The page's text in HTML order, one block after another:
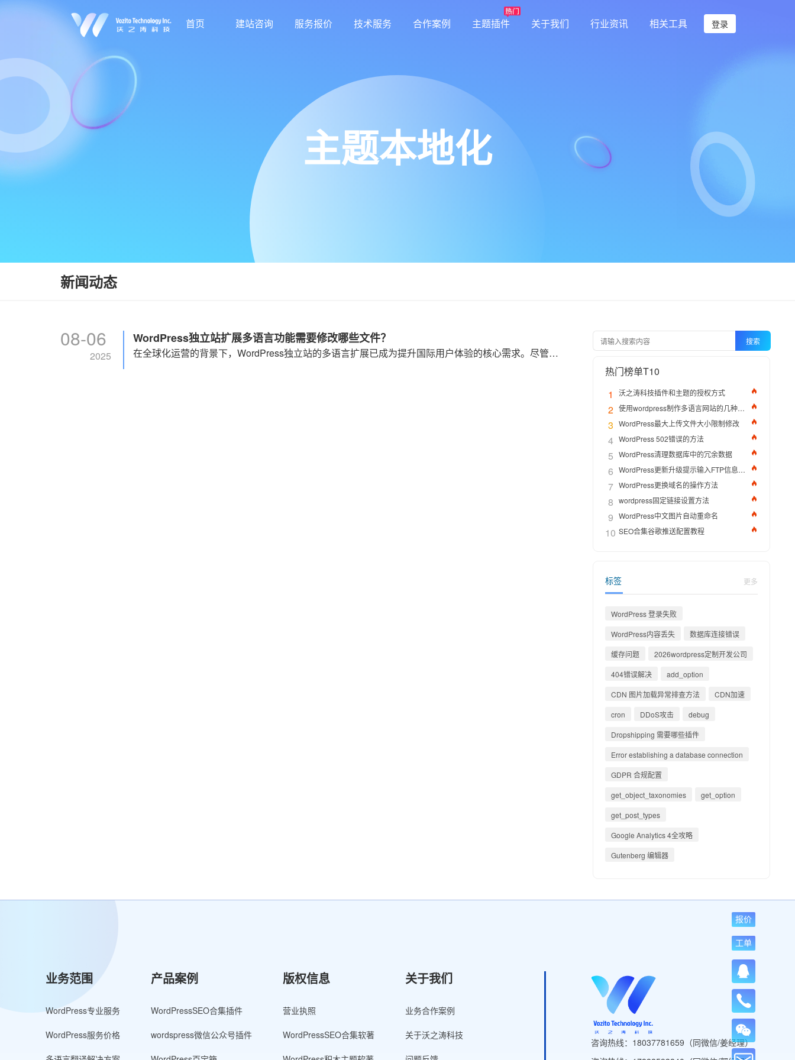
首页 建站咨询 服务报价 技术服务 合作案例 主题插件 关于我们 行业资讯 相关工具 登录
主题本地化
新闻动态
08-06
2025
WordPress独立站扩展多语言功能需要修改哪些文件？
在全球化运营的背景下，WordPress独立站的多语言扩展已成为提升国际用户体验的核心需求。尽管插件（如WPML、Polylang）能快速实现多语言功能，但直接修改底层文件能提供更高的灵活性和控制力。本文将系统解析实现多语言功能需修改的核心文件、技术原理及操作细节，帮助开发者构建高效、可维护的多语言架构。
搜索
热门榜单T10
1
沃之涛科技插件和主题的授权方式
2 使用wordpress制作多语言网站的几种方法
3 WordPress最大上传文件大小限制修改
4 WordPress 502错误的方法
5 WordPress清理数据库中的冗余数据
6 WordPress更新升级提示输入FTP信息的解决办法
7 WordPress更换域名的操作方法
8 wordpress固定链接设置方法
9 WordPress中文图片自动重命名
10 SEO合集谷歌推送配置教程
标签 更多
WordPress 登录失败
WordPress内容丢失
数据库连接错误
缓存问题
2026wordpress定制开发公司
404错误解决
add_option
CDN 图片加载异常排查方法
CDN加速
cron
DDoS攻击
debug
Dropshipping 需要哪些插件
Error establishing a database connection
GDPR 合规配置
get_object_taxonomies
get_option
get_post_types
Google Analytics 4全攻略
Gutenberg 编辑器
业务范围
WordPress专业服务
WordPress服务价格
产品案例
WordPressSEO合集插件
wordspress微信公众号插件
版权信息
营业执照
WordPressSEO合集软著
关于我们
业务合作案例
关于沃之涛科技
咨询热线：18037781659（同微信/姜经理）
报价
工单